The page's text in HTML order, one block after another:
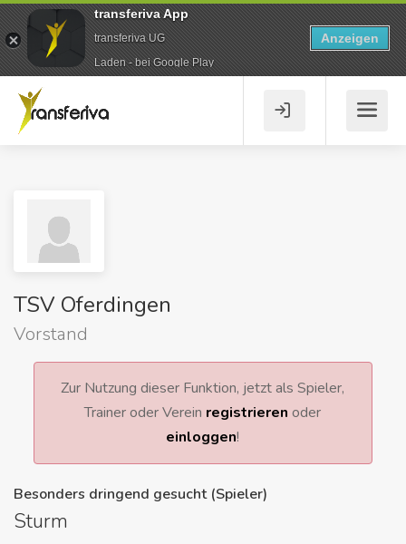
TSV Oferdingen
Vorstand
Zur Nutzung dieser Funktion, jetzt als Spieler,
Trainer oder Verein registrieren oder
einloggen!
Besonders dringend gesucht (Spieler)
Sturm
transferiva App
transferiva UG
Laden - bei Google Play
Anzeigen